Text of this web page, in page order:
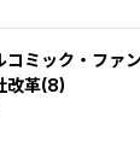
コミック・ファ
改革(8)